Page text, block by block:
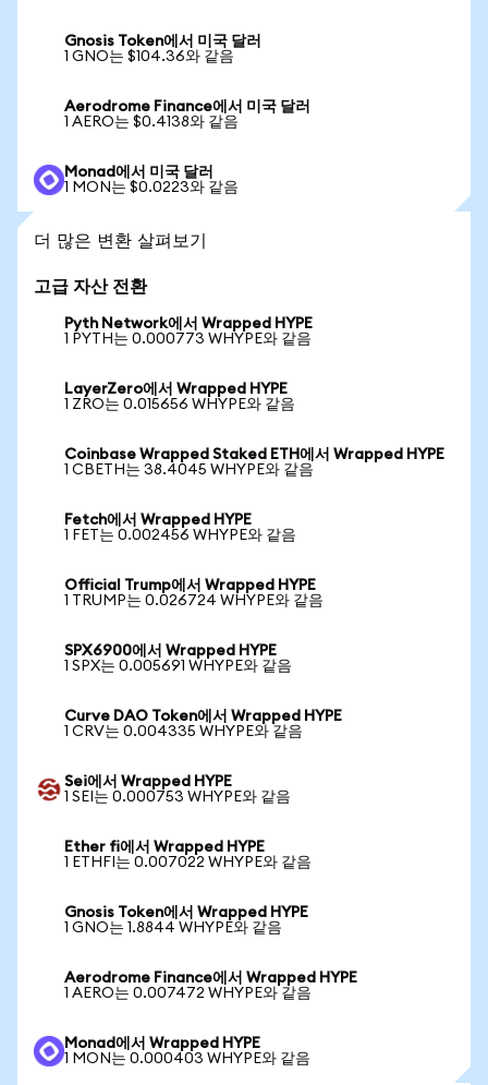
Gnosis Token에서 미국 달러
1 GNO는 $104.36와 같음
Aerodrome Finance에서 미국 달러
1 AERO는 $0.4138와 같음
Monad에서 미국 달러
1 MON는 $0.0223와 같음
더 많은 변환 살펴보기
고급 자산 전환
Pyth Network에서 Wrapped HYPE
1 PYTH는 0.000773 WHYPE와 같음
LayerZero에서 Wrapped HYPE
1 ZRO는 0.015656 WHYPE와 같음
Coinbase Wrapped Staked ETH에서 Wrapped HYPE
1 CBETH는 38.4045 WHYPE와 같음
Fetch에서 Wrapped HYPE
1 FET는 0.002456 WHYPE와 같음
Official Trump에서 Wrapped HYPE
1 TRUMP는 0.026724 WHYPE와 같음
SPX6900에서 Wrapped HYPE
1 SPX는 0.005691 WHYPE와 같음
Curve DAO Token에서 Wrapped HYPE
1 CRV는 0.004335 WHYPE와 같음
Sei에서 Wrapped HYPE
1 SEI는 0.000753 WHYPE와 같음
Ether fi에서 Wrapped HYPE
1 ETHFI는 0.007022 WHYPE와 같음
Gnosis Token에서 Wrapped HYPE
1 GNO는 1.8844 WHYPE와 같음
Aerodrome Finance에서 Wrapped HYPE
1 AERO는 0.007472 WHYPE와 같음
Monad에서 Wrapped HYPE
1 MON는 0.000403 WHYPE와 같음